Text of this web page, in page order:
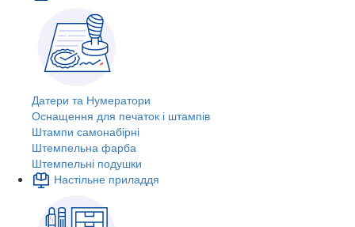
Датери та Нумератори
Оснащення для печаток і штампів
Штампи самонабірні
Штемпельна фарба
Штемпельні подушки
Настільне приладдя